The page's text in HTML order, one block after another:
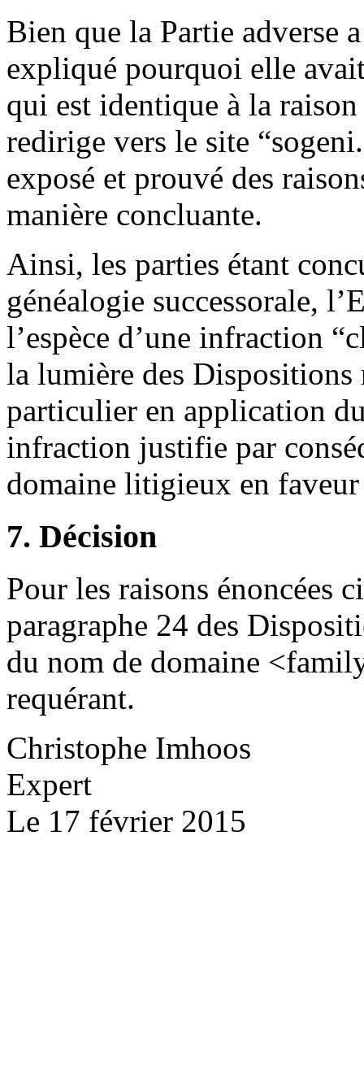
Bien que la Partie adverse
expliqué pourquoi elle
qui est identique à la
redirige vers le site
exposé et prouvé des
manière concluante.
Ainsi, les parties étant
généalogie successorale,
l’espèce d’une infraction
la lumière des Dispositions
particulier en application
infraction justifie par
domaine litigieux en
7. Décision
Pour les raisons énoncées
paragraphe 24 des
du nom de domaine
requérant.
Christophe Imhoos
Expert
Le 17 février 2015